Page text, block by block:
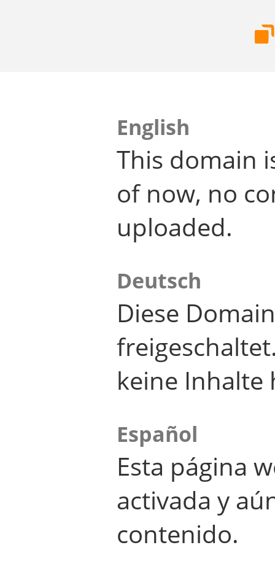
English
This domain
of now, no
uploaded.
Deutsch
Diese
keine Inhalte
Español
Esta página
activada y
contenido.